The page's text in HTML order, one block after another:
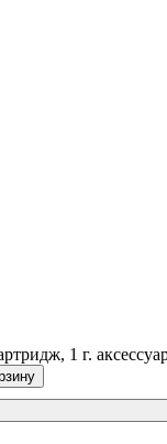
1 г.